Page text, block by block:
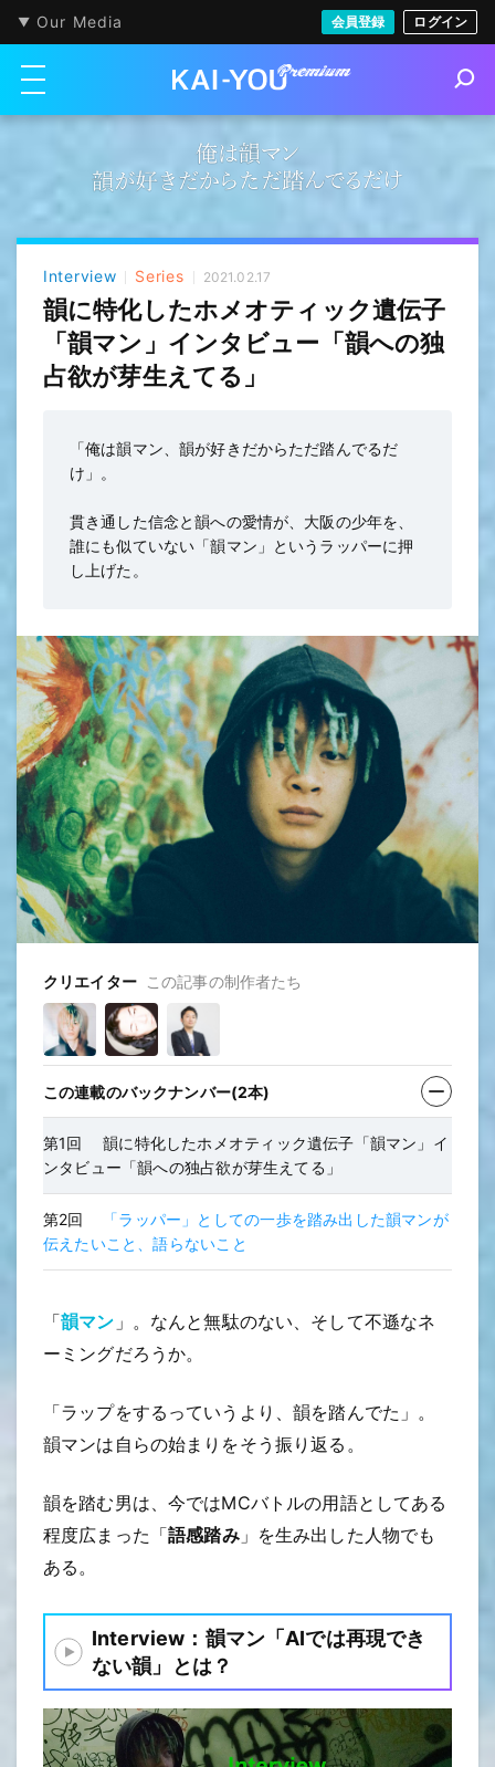
Our Media 会員登録 ログイン
メニューを開く
e
Interview Series 2021.02.17
韻に特化したホメオティック遺伝子
「韻マン」インタビュー「韻への独
占欲が芽生えてる」
「俺は韻マン、韻が好きだからただ踏んでるだ
け」。
貫き通した信念と韻への愛情が、大阪の少年を、
誰にも似ていない「韻マン」というラッパーに押
し上げた。
クリエイター この記事の制作者たち
この連載のバックナンバー(2本)
第1回
韻に特化したホメオティック遺伝子「韻マン」イ
ンタビュー「韻への独占欲が芽生えてる」
第2回
「ラッパー」としての一歩を踏み出した韻マンが
伝えたいこと、語らないこと
「韻マン 」。なんと無駄のない、そして不遜なネ
ーミングだろうか。
「ラップをするっていうより、韻を踏んでた」。
韻マンは自らの始まりをそう振り返る。
韻を踏む男は、今ではMCバトルの用語としてある
程度広まった「語感踏み」を生み出した人物でも
ある。
Interview：韻マン「AIでは再現でき
ない韻」とは？